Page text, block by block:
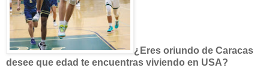
¿Eres oriundo de Caracas
desee que edad te encuentras viviendo en USA?